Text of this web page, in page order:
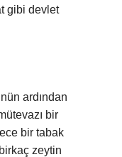
gibi devlet
ardından
bir
bir tabak
zeytin